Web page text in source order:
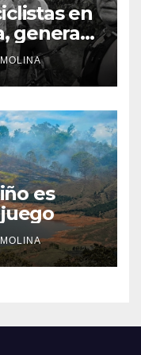
en
genera
Cauca
es